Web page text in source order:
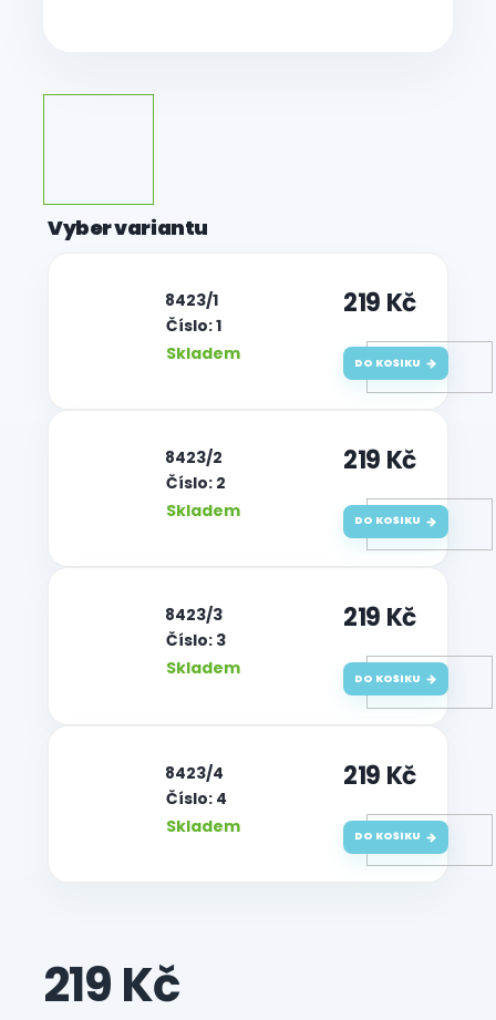
Číslo: 1
Skladem
| 8423/1 219 Kč
DO KOŠÍKU
Číslo: 2
Skladem
| 8423/2 219 Kč
DO KOŠÍKU
Číslo: 3
Skladem
| 8423/3 219 Kč
DO KOŠÍKU
Číslo: 4
Skladem
| 8423/4 219 Kč
DO KOŠÍKU
219 Kč